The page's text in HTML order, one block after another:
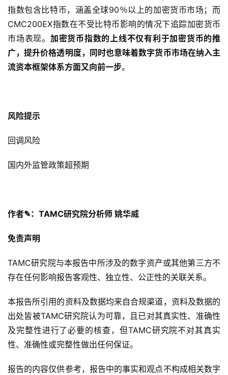
线纳斯达克全球指数数据服务、彭博终端、汤森路透
Eikon，以及德国证券交易所Börse Stuttgart。CMC200
指数包含比特币，涵盖全球90％以上的加密货币市场；而
CMC200EX指数在不受比特币影响的情况下追踪加密货币
市场表现。加密货币指数的上线不仅有利于加密货币的推
风险提示
回调风险
作者✎：TAMC研究院分析师 姚华威
免责声明
存在任何影响报告客观性、独立性、公正性的关联关系。
本报告所引用的资料及数据均来自合规渠道，资料及数据的
出处皆被TAMC研究院认为可靠，且已对其真实性、准确性
性、准确性或完整性做出任何保证。